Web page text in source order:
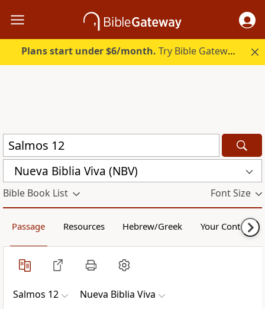
Plans start under $6/month. Try Bible Gateway Plus.
Nueva Biblia Viva (NBV)
Bible Book List Font Size
Passage Resources Hebrew/Greek Your Content
Salmos 12 Nueva Biblia Viva